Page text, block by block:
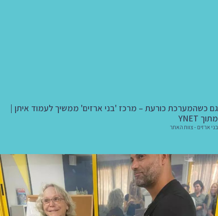
גם כשהמערכת כורעת – מרכז 'בני ארזים' ממשיך לעמוד איתן |
מתוך YNET
בני ארזים - צוות האתר